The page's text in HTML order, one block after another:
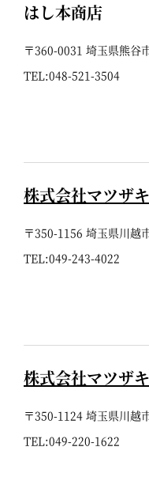
はし本商店
〒360-0031 埼玉県熊谷
TEL:048-521-3504
株式会社マツザ
〒350-1156 埼玉県川越
TEL:049-243-4022
株式会社マツザ
〒350-1124 埼玉県川越
TEL:049-220-1622